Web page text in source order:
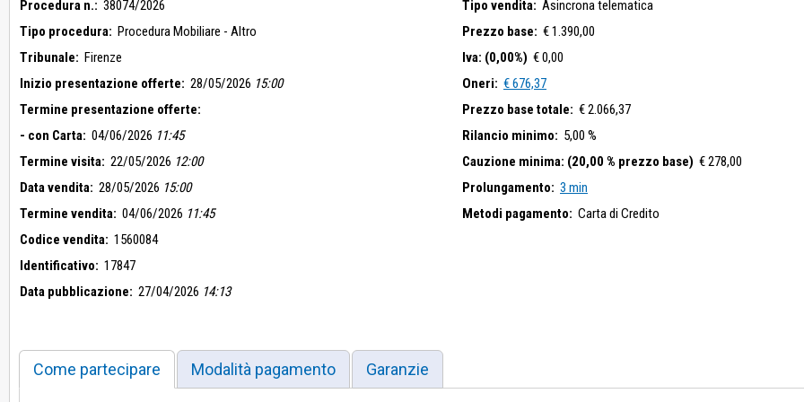
stesso fallimento da parte del Giudice Delegato. In conseguenza di ciò, si precisa per gli acquirenti che l'autorizzazione alla
beni mobili registrati verrà effettuata, in seguito alla vendita e al pagamento integrale del prezzo, su apposita richiesta che lo stesso
aggiudicatario in asta trasmetterà
Per le vendite Fallimentari, vige quanto disposto dall'articolo 107 della Legge Fallimentare, in tema di offerta irrevocabile di acquisto
(10 giorni dalla data di fine asta).
Procedura n.: 38074/2026
Tipo procedura: Procedura Mobiliare - Altro
Tribunale: Firenze
Inizio presentazione offerte: 28/05/2026 15:00
Termine presentazione offerte:
- con Carta: 04/06/2026 11:45
Termine visita: 22/05/2026 12:00
Data vendita: 28/05/2026 15:00
Termine vendita: 04/06/2026 11:45
Codice vendita: 1560084
Identificativo: 17847
Data pubblicazione: 27/04/2026 14:13
Tipo vendita: Asincrona telematica
Prezzo base: € 1.390,00
Iva: (0,00%) € 0,00
Oneri: € 676,37
Prezzo base totale: € 2.066,37
Rilancio minimo: 5,00 %
Cauzione minima: (20,00 % prezzo base) € 278,00
Prolungamento: 3 min
Metodi pagamento: Carta di Credito
Come partecipare Modalità pagamento Garanzie